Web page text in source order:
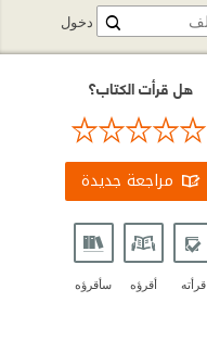
هل قرأت الكتاب؟
مراجعة جديدة
قرأته أقرؤه سأقرؤه
دخول